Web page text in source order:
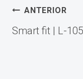
de
ANTERIOR
Smart fit | L-105